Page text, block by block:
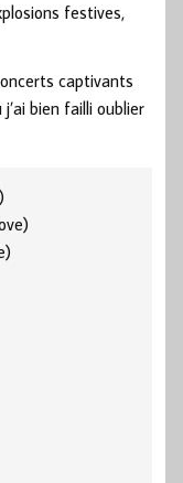
festives,
captivants
bien failli oublier